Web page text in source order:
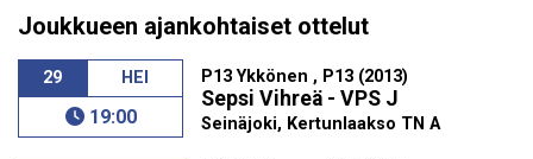
Joukkueen ajankohtaiset ottelut
29 HEI
19:00
P13 Ykkönen , P13 (2013)
Sepsi Vihreä - VPS J
Seinäjoki, Kertunlaakso TN A